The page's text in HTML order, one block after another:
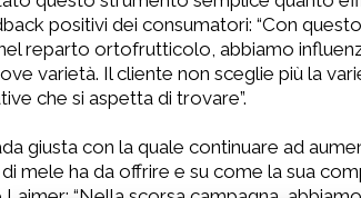
positivi dei consumatori: “Con
reparto ortofrutticolo, abbiamo
varietà. Il cliente non sceglie più la
che si aspetta di trovare”.
giusta con la quale continuare ad
mele ha da offrire e su come la sua